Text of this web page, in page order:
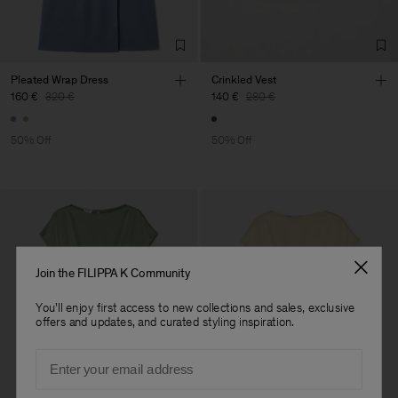
Pleated Wrap Dress
160 € 320 €
50% Off
Crinkled Vest
140 € 280 €
50% Off
Join the FILIPPA K Community
You'll enjoy first access to new collections and sales, exclusive
offers and updates, and curated styling inspiration.